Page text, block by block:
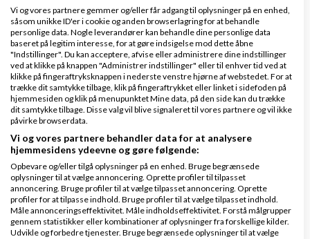
Hej Birgitte
Jeg vil mene, at du skal sætte 15.000 af, hvis du vil
have en komplet løsning med en grafiker på
opgaven, unikt design, betaling mm. Det kan gøres
billigere, hvis du fx. er tilfreds med at bruge et tema.
Så er min personlige pris 10.000 kr. Der er sikkert
både dyrere og billigere løsninger end min, men det
afhænger selvfølgelig af, hvilken kvalitet du ønsker i
arbejdet. Der er jo mange udbydere af denne type
opgave.
Vi og vores partnere gemmer og/eller får adgang til oplysninger på en enhed,
såsom unikke ID'er i cookie og anden browserlagring for at behandle
personlige data. Nogle leverandører kan behandle dine personlige data
baseret på legitim interesse, for at gøre indsigelse mod dette åbne
"Indstillinger". Du kan acceptere, afvise eller administrere dine indstillinger
ved at klikke på knappen "Administrer indstillinger" eller til enhver tid ved at
klikke på fingeraftryksknappen i nederste venstre hjørne af webstedet. For at
trække dit samtykke tilbage, klik på fingeraftrykket eller linket i sidefoden på
hjemmesiden og klik på menupunktet Mine data, på den side kan du trække
dit samtykke tilbage. Disse valg vil blive signaleret til vores partnere og vil ikke
påvirke browserdata.
Vi og vores partnere behandler data for at analysere
hjemmesidens ydeevne og gøre følgende:
Opbevare og/eller tilgå oplysninger på en enhed. Bruge begrænsede
oplysninger til at vælge annoncering. Oprette profiler til tilpasset
annoncering. Bruge profiler til at vælge tilpasset annoncering. Oprette
profiler for at tilpasse indhold. Bruge profiler til at vælge tilpasset indhold.
Måle annonceringseffektivitet. Måle indholdseffektivitet. Forstå målgrupper
gennem statistikker eller kombinationer af oplysninger fra forskellige kilder.
Udvikle og forbedre tjenester. Bruge begrænsede oplysninger til at vælge